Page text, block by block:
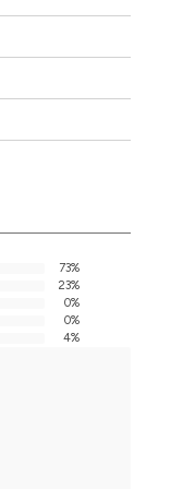
73%
23%
0%
0%
4%